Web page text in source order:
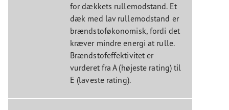
for dækkets rullemodstand. Et
dæk med lav rullemodstand er
brændstoføkonomisk, fordi det
kræver mindre energi at rulle.
Brændstofeffektivitet er
vurderet fra A (højeste rating) til
E (laveste rating).